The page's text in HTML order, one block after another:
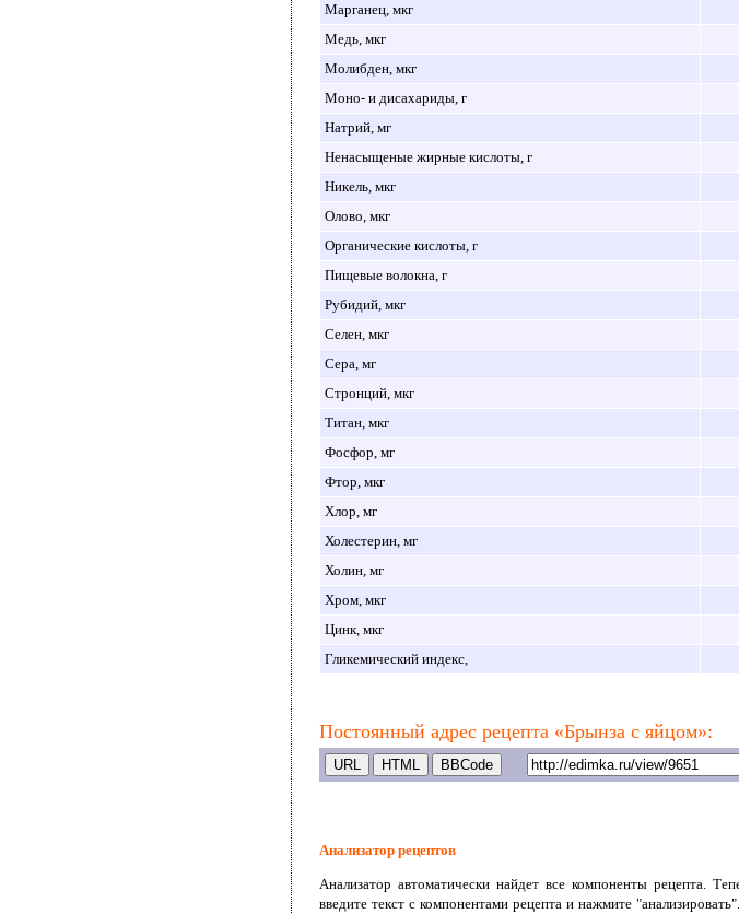
Марганец, мкг
Медь, мкг
Молибден, мкг
Моно- и дисахариды, г
Натрий, мг
Ненасыщеные жирные кислоты, г
Никель, мкг
Олово, мкг
Органические кислоты, г
Пищевые волокна, г
Рубидий, мкг
Селен, мкг
Сера, мг
Стронций, мкг
Титан, мкг
Фосфор, мг
Фтор, мкг
Хлор, мг
Холестерин, мг
Холин, мг
Хром, мкг
Цинк, мкг
Гликемический индекс,
Постоянный адрес рецепта «Брынза с яйцом»:
Анализатор рецептов
Анализатор автоматически найдет все компоненты рецепта.
введите текст с компонентами рецепта и нажмите